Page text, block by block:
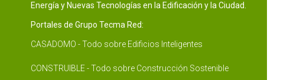
Energía y Nuevas Tecnologías en la Edificación y la Ciudad.
Portales de Grupo Tecma Red:
CASADOMO - Todo sobre Edificios Inteligentes
CONSTRUIBLE - Todo sobre Construcción Sostenible